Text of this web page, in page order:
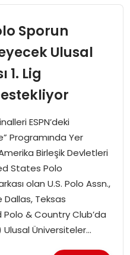
Sporun
Ulusal
1. Lig
ESPN’deki
Programında Yer
Birleşik Devletleri
States Polo
olan U.S. Polo Assn.,
Dallas, Teksas
Polo & Country Club’da
Ulusal Üniversiteler…